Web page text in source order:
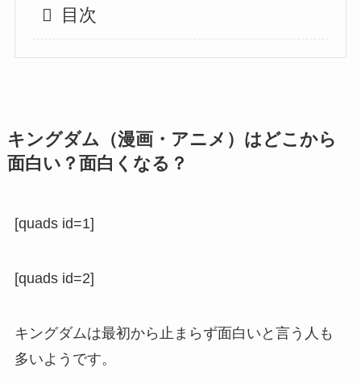
目次
キングダム（漫画・アニメ）はどこから
面白い？面白くなる？
[quads id=1]
[quads id=2]
キングダムは最初から止まらず面白いと言う人も
多いようです。